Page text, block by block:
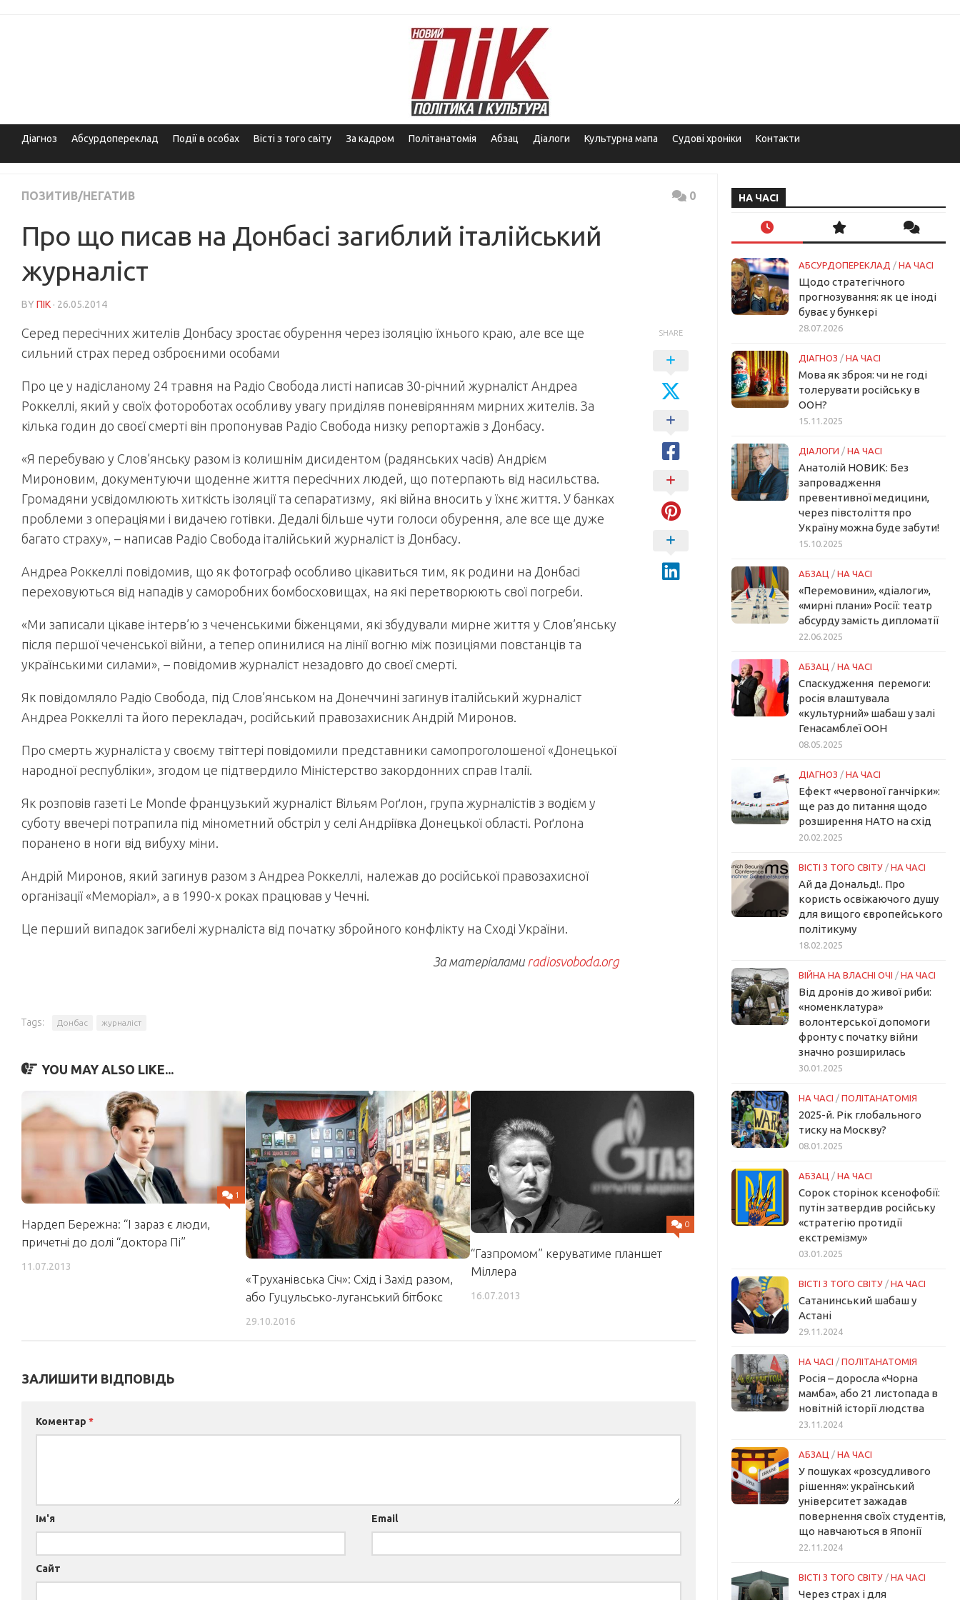
Діагноз Абсурдопереклад Події в особах Вісті з того світу За кадром Політанатомія Абзац Діалоги Культурна мапа Судові хроніки Контакти
ПОЗИТИВ/НЕГАТИВ 0
Про що писав на Донбасі загиблий італійський
журналіст
BY ПІК · 26.05.2014
Серед пересічних жителів Донбасу зростає обурення через ізоляцію їхнього краю, але все ще
сильний страх перед озброєними особами
Про це у надісланому 24 травня на Радіо Свобода листі написав 30-річний журналіст Андреа
Роккеллі, який у своїх фотороботах особливу увагу приділяв поневірянням мирних жителів. За
кілька годин до своєї смерті він пропонував Радіо Свобода низку репортажів з Донбасу.
«Я перебуваю у Слов’янську разом із колишнім дисидентом (радянських часів) Андрієм
Мироновим, документуючи щоденне життя пересічних людей, що потерпають від насильства.
Громадяни усвідомлюють хиткість ізоляції та сепаратизму, які війна вносить у їхнє життя. У банках
проблеми з операціями і видачею готівки. Дедалі більше чути голоси обурення, але все ще дуже
багато страху», – написав Радіо Свобода італійський журналіст із Донбасу.
Андреа Роккеллі повідомив, що як фотограф особливо цікавиться тим, як родини на Донбасі
переховуються від нападів у саморобних бомбосховищах, на які перетворюють свої погреби.
«Ми записали цікаве інтерв’ю з чеченськими біженцями, які збудували мирне життя у Слов’янську
після першої чеченської війни, а тепер опинилися на лінії вогню між позиціями повстанців та
українськими силами», – повідомив журналіст незадовго до своєї смерті.
Як повідомляло Радіо Свобода, під Слов’янськом на Донеччині загинув італійський журналіст
Андреа Роккеллі та його перекладач, російський правозахисник Андрій Миронов.
Про смерть журналіста у своєму твіттері повідомили представники самопроголошеної «Донецької
народної республіки», згодом це підтвердило Міністерство закордонних справ Італії.
Як розповів газеті Le Monde французький журналіст Вільям Роґлон, група журналістів з водієм у
суботу ввечері потрапила під мінометний обстріл у селі Андріївка Донецької області. Роґлона
поранено в ноги від вибуху міни.
Андрій Миронов, який загинув разом з Андреа Роккеллі, належав до російської правозахисної
організації «Меморіал», а в 1990-х роках працював у Чечні.
Це перший випадок загибелі журналіста від початку збройного конфлікту на Сході України.
За матеріалами radiosvoboda.org
SHARE
Tags: Донбас журналіст
YOU MAY ALSO LIKE...
1
Нардеп Бережна: “І зараз є люди,
причетні до долі “доктора Пі”
11.07.2013
«Труханівська Січ»: Схід і Захід разом,
або Гуцульсько-луганський бітбокс
29.10.2016
0
“Газпромом” керуватиме планшет
Міллера
16.07.2013
ЗАЛИШИТИ ВІДПОВІДЬ
Коментар *
Ім'я Email
Сайт
НА ЧАСІ
АБСУРДОПЕРЕКЛАД / НА ЧАСІ
Щодо стратегічного
прогнозування: як це іноді
буває у бункері
28.07.2026
ДІАГНОЗ / НА ЧАСІ
Мова як зброя: чи не годі
толерувати російську в
ООН?
15.11.2025
ДІАЛОГИ / НА ЧАСІ
Анатолій НОВИК: Без
запровадження
превентивної медицини,
через півстоліття про
Україну можна буде забути!
15.10.2025
АБЗАЦ / НА ЧАСІ
«Перемовини», «діалоги»,
«мирні плани» Росії: театр
абсурду замість дипломатії
22.06.2025
АБЗАЦ / НА ЧАСІ
Спаскудження перемоги:
росія влаштувала
«культурний» шабаш у залі
Генасамблеї ООН
08.05.2025
ДІАГНОЗ / НА ЧАСІ
Ефект «червоної ганчірки»:
ще раз до питання щодо
розширення НАТО на схід
20.02.2025
ВІСТІ З ТОГО СВІТУ / НА ЧАСІ
Ай да Дональд!.. Про
користь освіжаючого душу
для вищого європейського
політикуму
18.02.2025
ВІЙНА НА ВЛАСНІ ОЧІ / НА ЧАСІ
Від дронів до живої риби:
«номенклатура»
волонтерської допомоги
фронту с початку війни
значно розширилась
30.01.2025
НА ЧАСІ / ПОЛІТАНАТОМІЯ
2025-й. Рік глобального
тиску на Москву?
08.01.2025
АБЗАЦ / НА ЧАСІ
Сорок сторінок ксенофобії:
путін затвердив російську
«стратегію протидії
екстремізму»
03.01.2025
ВІСТІ З ТОГО СВІТУ / НА ЧАСІ
Сатанинський шабаш у
Астані
29.11.2024
НА ЧАСІ / ПОЛІТАНАТОМІЯ
Росія – доросла «Чорна
мамба», або 21 листопада в
новітній історії людства
23.11.2024
АБЗАЦ / НА ЧАСІ
У пошуках «розсудливого
рішення»: український
університет зажадав
повернення своїх студентів,
що навчаються в Японії
22.11.2024
ВІСТІ З ТОГО СВІТУ / НА ЧАСІ
Через страх і для